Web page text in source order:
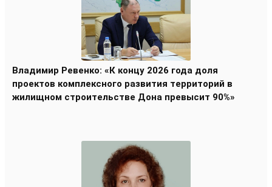
Владимир Ревенко: «К концу 2026 года доля
проектов комплексного развития территорий в
жилищном строительстве Дона превысит 90%»